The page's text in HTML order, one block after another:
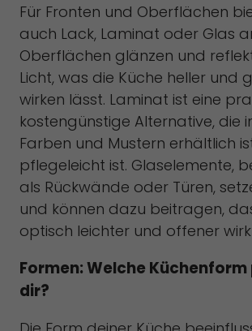
Für Fronten und Oberflächen
auch Lack, Laminat oder Glas
Oberflächen glänzen und
Licht, was die Küche heller und
wirken lässt. Laminat ist eine
kostengünstige Alternative, die
Farben und Mustern erhältlich
pflegeleicht ist. Glaselemente,
als Rückwände oder Türen,
und können dazu beitragen,
optisch leichter und offener
Formen: Welche
dir?